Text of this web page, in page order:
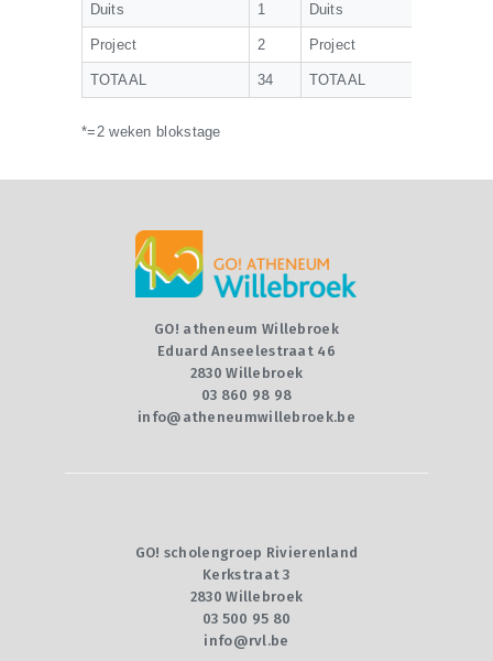
Duits 1 Duits
Project 2 Project
TOTAAL 34 TOTAAL
*=2 weken blokstage
GO! atheneum Willebroek
Eduard Anseelestraat 46
2830 Willebroek
03 860 98 98
info@atheneumwillebroek.be
GO! scholengroep Rivierenland
Kerkstraat 3
2830 Willebroek
03 500 95 80
info@rvl.be